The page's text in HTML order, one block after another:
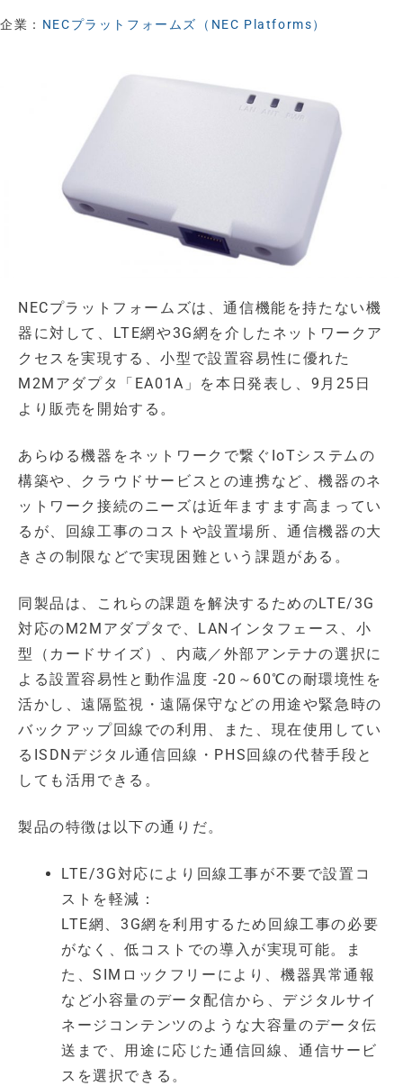
企業： NECプラットフォームズ（NEC Platforms）
NECプラットフォームズは、通信機能を持たない機
器に対して、LTE網や3G網を介したネットワークア
クセスを実現する、小型で設置容易性に優れた
M2Mアダプタ「EA01A」を本日発表し、9月25日
より販売を開始する。
あらゆる機器をネットワークで繋ぐIoTシステムの
構築や、クラウドサービスとの連携など、機器のネ
ットワーク接続のニーズは近年ますます高まってい
るが、回線工事のコストや設置場所、通信機器の大
きさの制限などで実現困難という課題がある。
同製品は、これらの課題を解決するためのLTE/3G
対応のM2Mアダプタで、LANインタフェース、小
型（カードサイズ）、内蔵／外部アンテナの選択に
よる設置容易性と動作温度 -20～60℃の耐環境性を
活かし、遠隔監視・遠隔保守などの用途や緊急時の
バックアップ回線での利用、また、現在使用してい
るISDNデジタル通信回線・PHS回線の代替手段と
しても活用できる。
製品の特徴は以下の通りだ。
LTE/3G対応により回線工事が不要で設置コ
ストを軽減：
LTE網、3G網を利用するため回線工事の必要
がなく、低コストでの導入が実現可能。ま
た、SIMロックフリーにより、機器異常通報
など小容量のデータ配信から、デジタルサイ
ネージコンテンツのような大容量のデータ伝
送まで、用途に応じた通信回線、通信サービ
スを選択できる。